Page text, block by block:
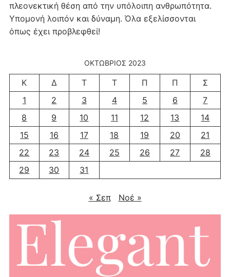
πλεονεκτική θέση από την υπόλοιπη ανθρωπότητα.
Υπομονή λοιπόν και δύναμη. Όλα εξελίσσονται
όπως έχει προβλεφθεί!
ΟΚΤΏΒΡΙΟΣ 2023
Κ Δ Τ Τ Π Π
Σ
1
2 3 4 5 6
7
8
9 10 11 12 13
14
15
16 17 18 19 20
21
22
23 24 25 26 27
28
29
30 31
« Σεπ Νοέ »